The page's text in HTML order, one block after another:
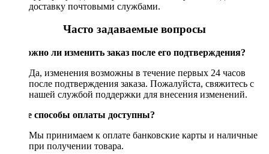
доставку почтовыми службами.
Часто задаваемые вопросы
Возможно ли изменить заказ после его подтверждения?
Да, изменения возможны в течение первых 24 часов
после подтверждения заказа. Пожалуйста, свяжитесь с
нашей службой поддержки для внесения изменений.
Какие способы оплаты доступны?
Мы принимаем к оплате банковские карты и наличные
при получении товара.